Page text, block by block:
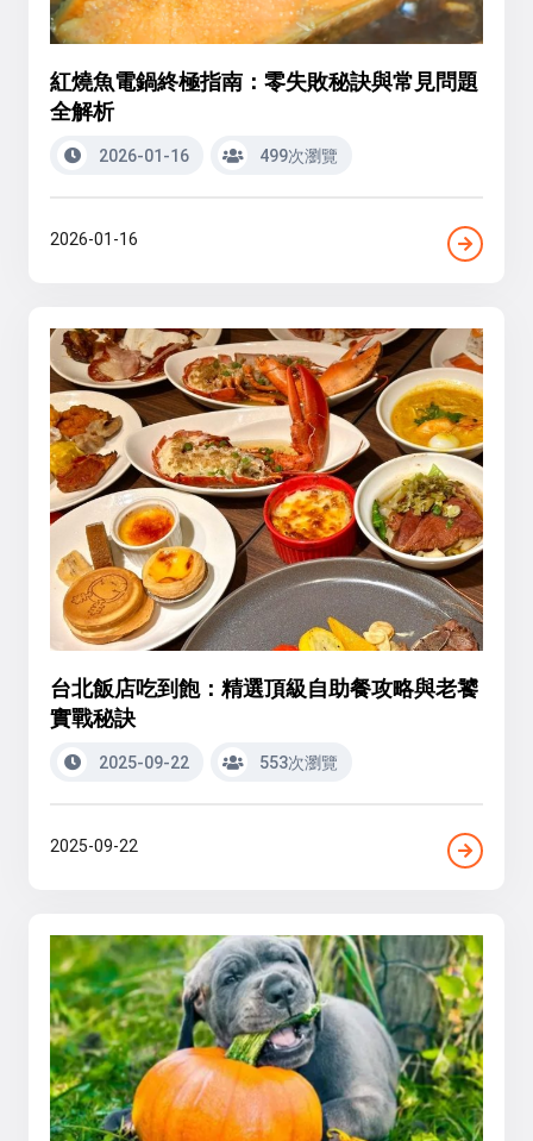
紅燒魚電鍋終極指南：零失敗秘訣與常見問題
全解析
2026-01-16 499次瀏覽
2026-01-16
台北飯店吃到飽：精選頂級自助餐攻略與老饕
實戰秘訣
2025-09-22 553次瀏覽
2025-09-22